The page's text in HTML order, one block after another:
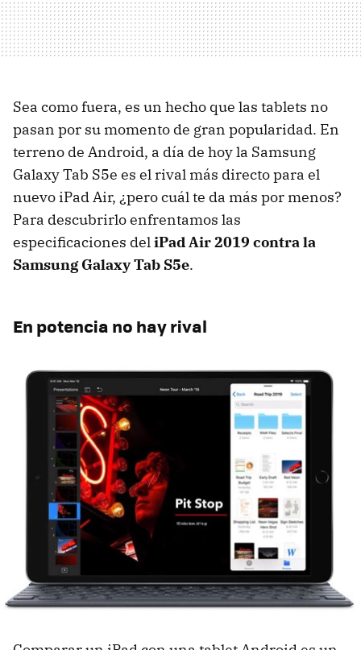
Sea como fuera, es un hecho que las tablets no
pasan por su momento de gran popularidad. En
terreno de Android, a día de hoy la Samsung
Galaxy Tab S5e es el rival más directo para el
nuevo iPad Air, ¿pero cuál te da más por menos?
Para descubrirlo enfrentamos las
especificaciones deliPad Air 2019 contra la
Samsung Galaxy Tab S5e.
En potencia no hay rival